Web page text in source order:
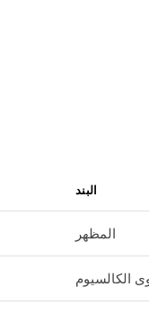
البند
المظهر
الكالسيوم